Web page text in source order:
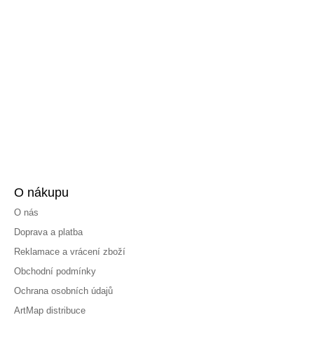
O nákupu
O nás
Doprava a platba
Reklamace a vrácení zboží
Obchodní podmínky
Ochrana osobních údajů
ArtMap distribuce